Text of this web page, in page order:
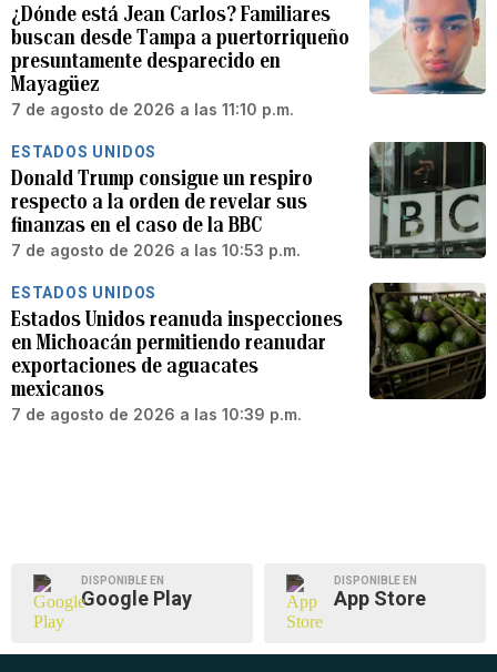
¿Dónde está Jean Carlos? Familiares
buscan desde Tampa a puertorriqueño
presuntamente desparecido en
Mayagüez
7 de agosto de 2026 a las 11:10 p.m.
ESTADOS UNIDOS
Donald Trump consigue un respiro
respecto a la orden de revelar sus
finanzas en el caso de la BBC
7 de agosto de 2026 a las 10:53 p.m.
ESTADOS UNIDOS
Estados Unidos reanuda inspecciones
en Michoacán permitiendo reanudar
exportaciones de aguacates
mexicanos
7 de agosto de 2026 a las 10:39 p.m.
DISPONIBLE EN
Google Play
DISPONIBLE EN
App Store